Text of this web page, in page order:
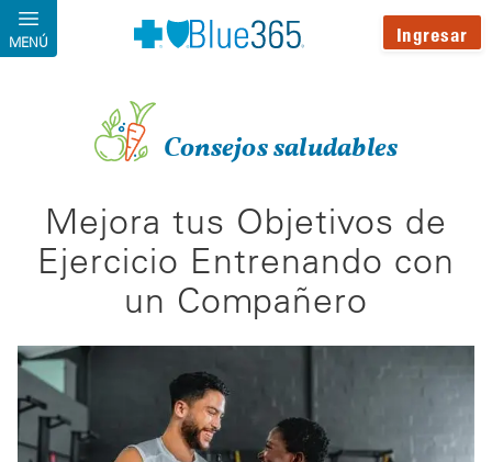
Pasar al contenido principal
MENÚ Ingresar
Consejos saludables
Mejora tus Objetivos de
Ejercicio Entrenando con
un Compañero